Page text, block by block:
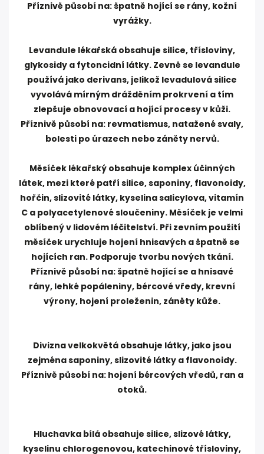
Příznivě působí na: špatně hojící se rány, kožní
vyrážky.
Levandule lékařská obsahuje silice, třísloviny,
glykosidy a fytoncidní látky. Zevně se levandule
používá jako derivans, jelikož levadulová silice
vyvolává mírným drážděním prokrvení a tím
zlepšuje obnovovací a hojící procesy v kůži.
Příznivě působí na: revmatismus, natažené svaly,
bolesti po úrazech nebo záněty nervů.
Měsíček lékařský obsahuje komplex účinných
látek, mezi které patří silice, saponiny, flavonoidy,
hořčin, slizovité látky, kyselina salicylova, vitamín
C a polyacetylenové sloučeniny. Měsíček je velmi
oblíbený v lidovém léčitelství. Při zevním použití
měsíček urychluje hojení hnisavých a špatně se
hojících ran. Podporuje tvorbu nových tkání.
Příznivě působí na: špatně hojící se a hnisavé
rány, lehké popáleniny, bércové vředy, krevní
výrony, hojení proleženin, záněty kůže.
Divizna velkokvětá obsahuje látky, jako jsou
zejména saponiny, slizovité látky a flavonoidy.
Příznivě působí na: hojení bércových vředů, ran a
otoků.
Hluchavka bílá obsahuje silice, slizové látky,
kyselinu chlorogenovou, katechinové třísloviny,